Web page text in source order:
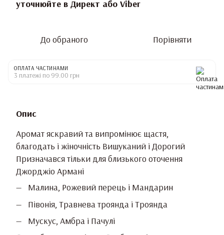
уточнюйте в Директ або Viber
До обраного Порівняти
ОПЛАТА ЧАСТИНАМИ
3 платежі по 99.00 грн
Опис
Аромат яскравий та випромінює щастя,
благодать і жіночність Вишуканий і Дорогий
Призначався тільки для близького оточення
Джорджіо Армані
Малина, Рожевий перець і Мандарин
Півонія, Травнева троянда і Троянда
Мускус, Амбра і Пачулі